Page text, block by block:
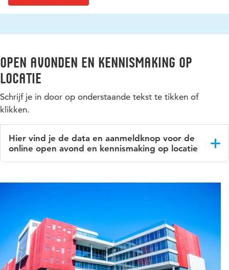
Open avonden en kennismaking op
locatie
Schrijf je in door op onderstaande tekst te tikken of
klikken.
Hier vind je de data en aanmeldknop voor de
online open avond en kennismaking op locatie
wo 17/06 13.45-18.30 Kennismaken op locatie